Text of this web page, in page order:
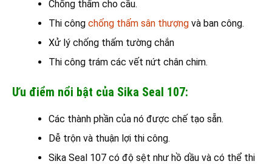
Chống thấm cho cầu.
Thi công chống thấm sân thượng và ban công.
Xử lý chống thấm tường chắn
Thi công trám các vết nứt chân chim.
Ưu điểm nổi bật của Sika Seal 107:
Các thành phần của nó được chế tạo sẵn.
Dễ trộn và thuận lợi thi công.
Sika Seal 107 có độ sệt như hồ dầu và có thể thi